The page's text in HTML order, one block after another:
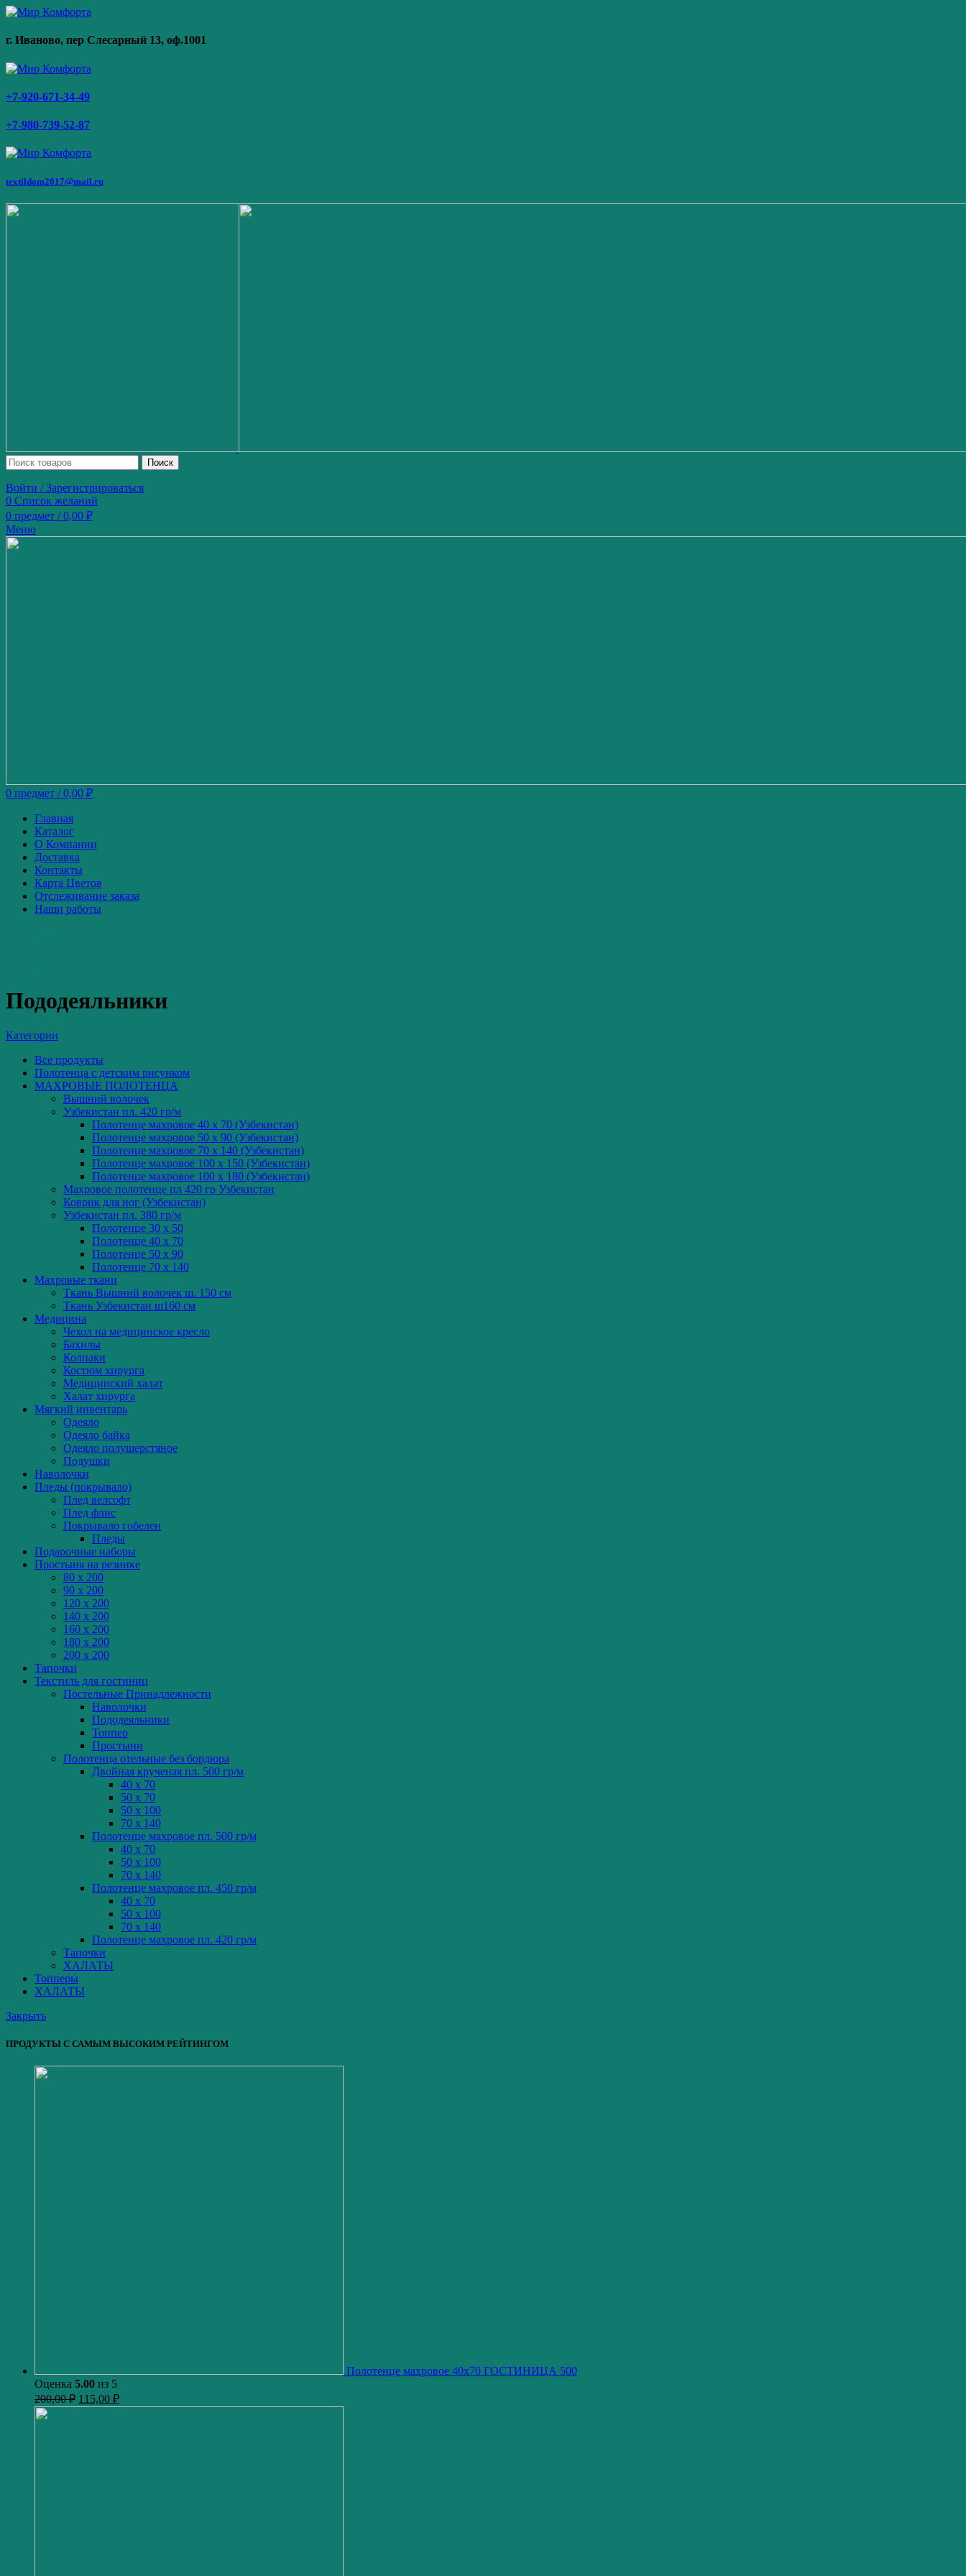
г. Иваново, пер Слесарный 13, оф.1001
+7-920-671-34-49
+7-980-739-52-87
textildom2017@mail.ru
Поиск
Войти / Зарегистрироваться
0 Список желаний
0 предмет / 0,00 ₽
Меню
0 предмет / 0,00 ₽
Главная
Каталог
О Компании
Доставка
Контакты
Карта Цветов
Отслеживание заказа
Наши работы
Пододеяльники
Категории
Все продукты
Полотенца с детским рисунком
МАХРОВЫЕ ПОЛОТЕНЦА
Вышний волочек
Узбекистан пл. 420 гр/м
Полотенце махровое 40 x 70 (Узбекистан)
Полотенце махровое 50 x 90 (Узбекистан)
Полотенце махровое 70 x 140 (Узбекистан)
Полотенце махровое 100 x 150 (Узбекистан)
Полотенце махровое 100 x 180 (Узбекистан)
Махровое полотенце пл 420 гр Узбекистан
Коврик для ног (Узбекистан)
Узбекистан пл. 380 гр/м
Полотенце 30 x 50
Полотенце 40 x 70
Полотенце 50 x 90
Полотенце 70 x 140
Махровые ткани
Ткань Вышний волочек ш. 150 см
Ткань Узбекистан ш160 см
Медицина
Чехол на медицинское кресло
Бахилы
Колпаки
Костюм хирурга
Медицинский халат
Халат хирурга
Мягкий инвентарь
Одеяло
Одеяло байка
Одеяло полушерстяное
Подушки
Наволочки
Пледы (покрывало)
Плед велсофт
Плед флис
Покрывало гобелен
Пледы
Подарочные наборы
Простыня на резинке
80 x 200
90 x 200
120 x 200
140 x 200
160 x 200
180 x 200
200 x 200
Тапочки
Текстиль для гостиниц
Постельные Принадлежности
Наволочки
Пододеяльники
Топпер
Простыни
Полотенца отельные без бордюра
Двойная крученая пл. 500 гр/м
40 x 70
50 x 70
50 x 100
70 x 140
Полотенце махровое пл. 500 гр/м
40 x 70
50 x 100
70 x 140
Полотенце махровое пл. 450 гр/м
40 x 70
50 x 100
70 x 140
Полотенце махровое пл. 420 гр/м
Тапочки
ХАЛАТЫ
Топперы
ХАЛАТЫ
Закрыть
ПРОДУКТЫ С САМЫМ ВЫСОКИМ РЕЙТИНГОМ
Полотенце махровое 40х70 ГОСТИНИЦА 500
Оценка 5.00 из 5
200,00₽ 115,00 ₽